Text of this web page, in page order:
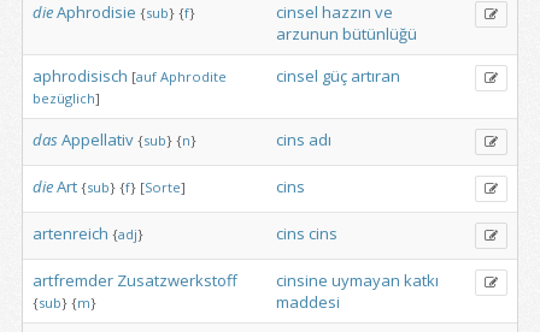
dieAphrodisie {sub} {f} cinsel hazzın ve
arzunun bütünlüğü
aphrodisisch [auf Aphrodite
bezüglich]
cinsel güç artıran
dasAppellativ {sub} {n} cins adı
dieArt {sub} {f} [Sorte] cins
artenreich {adj} cins cins
artfremder Zusatzwerkstoff
{sub} {m}
cinsine uymayan katkı
maddesi